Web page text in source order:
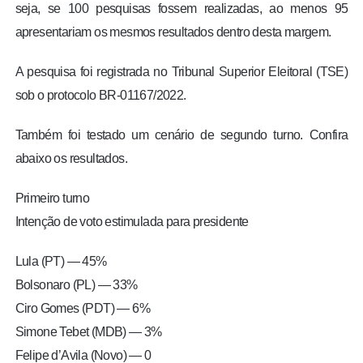
seja, se 100 pesquisas fossem realizadas, ao menos 95
apresentariam os mesmos resultados dentro desta margem.
A pesquisa foi registrada no Tribunal Superior Eleitoral (TSE)
sob o protocolo BR-01167/2022.
Também foi testado um cenário de segundo turno. Confira
abaixo os resultados.
Primeiro turno
Intenção de voto estimulada para presidente
Lula (PT) — 45%
Bolsonaro (PL) — 33%
Ciro Gomes (PDT) — 6%
Simone Tebet (MDB) — 3%
Felipe d’Avila (Novo) — 0